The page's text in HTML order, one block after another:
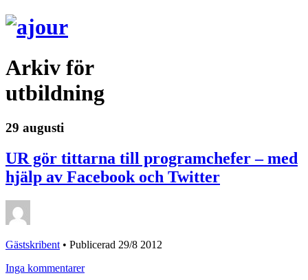
Arkiv för
utbildning
29 augusti
UR gör tittarna till programchefer – med
hjälp av Facebook och Twitter
Gästskribent • Publicerad 29/8 2012
Inga kommentarer